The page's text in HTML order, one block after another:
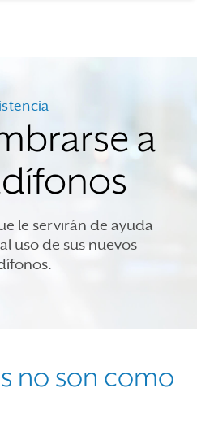
a
le servirán de ayuda
uso de sus nuevos
no son como